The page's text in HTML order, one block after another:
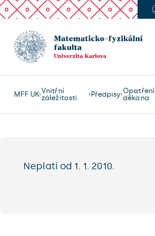
MFF UK Vnitřní
záležitosti
Předpisy Opatření
děkana
Neplatí od 1. 1. 2010.